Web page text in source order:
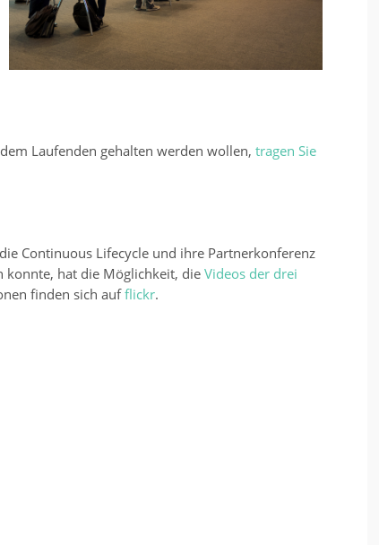
Laufenden gehalten werden wollen, tragen Sie
Continuous Lifecycle und ihre Partnerkonferenz
konnte, hat die Möglichkeit, die Videos der drei
finden sich aufflickr.